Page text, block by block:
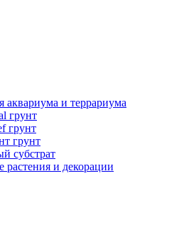
аквариума и террариума
грунт
грунт
грунт
субстрат
растения и декорации